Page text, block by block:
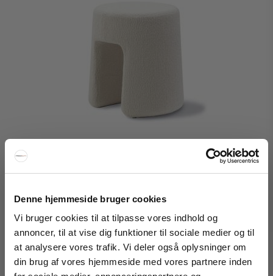
Denne hjemmeside bruger cookies
Vi bruger cookies til at tilpasse vores indhold og
annoncer, til at vise dig funktioner til sociale medier og til
at analysere vores trafik. Vi deler også oplysninger om
din brug af vores hjemmeside med vores partnere inden
Frederica Møbler Sequoia puff
Fredericia FurnitureFÅ 20% RABATT